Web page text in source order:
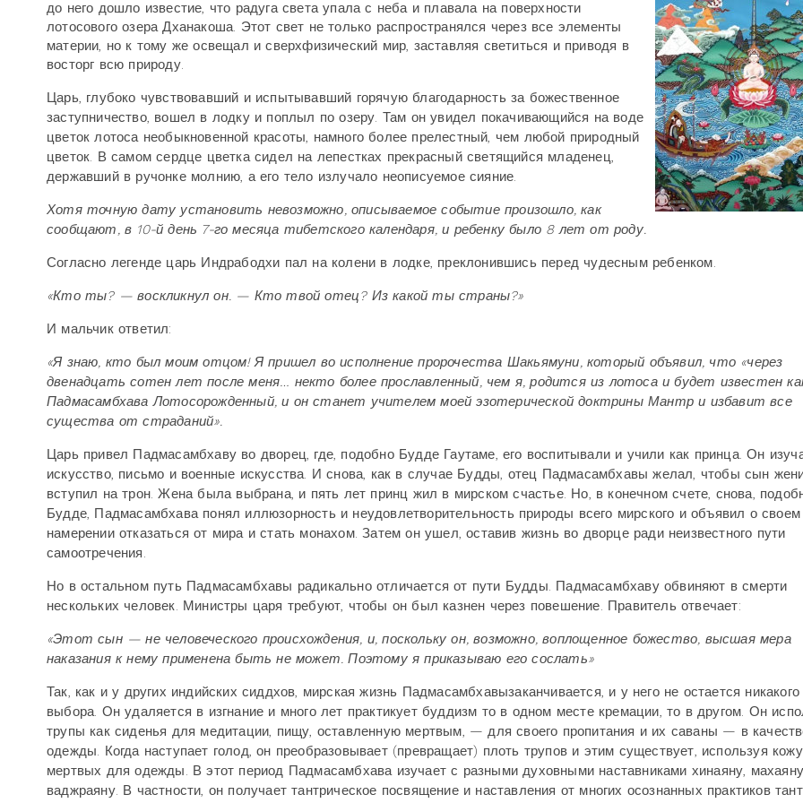
до него дошло известие, что радуга света упала с неба и плавала на поверхности
лотосового озера Дханакоша. Этот свет не только распространялся через все элементы
материи, но к тому же освещал и сверхфизический мир, заставляя светиться и приводя в
восторг всю природу.
Царь, глубоко чувствовавший и испытывавший горячую благодарность за божественное
заступничество, вошел в лодку и поплыл по озеру. Там он увидел покачивающийся на воде
цветок лотоса необыкновенной красоты, намного более прелестный, чем любой природный
цветок. В самом сердце цветка сидел на лепестках прекрасный светящийся младенец,
державший в ручонке молнию, а его тело излучало неописуемое сияние.
Хотя точную дату установить невозможно, описываемое событие произошло, как
сообщают, в 10-й день 7-го месяца тибетского календаря, и ребенку было 8 лет от роду.
Согласно легенде царь Индрабодхи пал на колени в лодке, преклонившись перед чудесным ребенком.
«Кто ты? — воскликнул он. — Кто твой отец? Из какой ты страны?»
И мальчик ответил:
«Я знаю, кто был моим отцом! Я пришел во исполнение пророчества Шакьямуни, который объявил, что «через
двенадцать сотен лет после меня… некто более прославленный, чем я, родится из лотоса и будет известен
Падмасамбхава Лотосорожденный, и он станет учителем моей эзотерической доктрины Мантр и избавит все
существа от страданий».
Царь привел Падмасамбхаву во дворец, где, подобно Будде Гаутаме, его воспитывали и учили как принца. Он
искусство, письмо и военные искусства. И снова, как в случае Будды, отец Падмасамбхавы желал, чтобы сын
вступил на трон. Жена была выбрана, и пять лет принц жил в мирском счастье. Но, в конечном счете, снова,
Будде, Падмасамбхава понял иллюзорность и неудовлетворительность природы всего мирского и объявил о своем
намерении отказаться от мира и стать монахом. Затем он ушел, оставив жизнь во дворце ради неизвестного пути
самоотречения.
Но в остальном путь Падмасамбхавы радикально отличается от пути Будды. Падмасамбхаву обвиняют в смерти
нескольких человек. Министры царя требуют, чтобы он был казнен через повешение. Правитель отвечает:
«Этот сын — не человеческого происхождения, и, поскольку он, возможно, воплощенное божество, высшая мера
наказания к нему применена быть не может. Поэтому я приказываю его сослать»
Так, как и у других индийских сиддхов, мирская жизнь Падмасамбхавызаканчивается, и у него не остается никакого
выбора. Он удаляется в изгнание и много лет практикует буддизм то в одном месте кремации, то в другом. Он
трупы как сиденья для медитации, пищу, оставленную мертвым, — для своего пропитания и их саваны — в
одежды. Когда наступает голод, он преобразовывает (превращает) плоть трупов и этим существует, используя кожу
мертвых для одежды. В этот период Падмасамбхава изучает с разными духовными наставниками хинаяну,
ваджраяну. В частности, он получает тантрическое посвящение и наставления от многих осознанных практиков